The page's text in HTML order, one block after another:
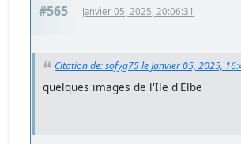
#565 Janvier 05, 2025, 20:06:31
Citation de: sofyg75 le Janvier 05, 2025,
quelques images de l'Ile d'Elbe